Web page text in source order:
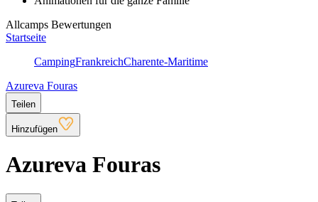
Allcamps Bewertungen
Startseite
CampingFrankreichCharente-Maritime
Azureva Fouras
Teilen
Hinzufügen
Azureva Fouras